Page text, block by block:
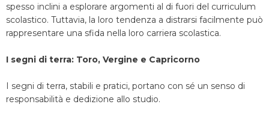
spesso inclini a esplorare argomenti al di fuori del curriculum
scolastico. Tuttavia, la loro tendenza a distrarsi facilmente può
rappresentare una sfida nella loro carriera scolastica.
I segni di terra: Toro, Vergine e Capricorno
I segni di terra, stabili e pratici, portano con sé un senso di
responsabilità e dedizione allo studio.